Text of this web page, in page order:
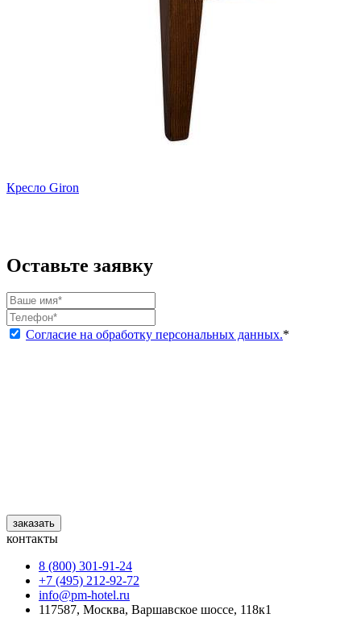
Кресло Giron
Оставьте заявку
Согласие на обработку персональных данных.*
заказать
контакты
8 (800) 301‑91‑24
+7 (495) 212‑92‑72
info@pm-hotel.ru
117587, Москва, Варшавское шоссе, 118к1